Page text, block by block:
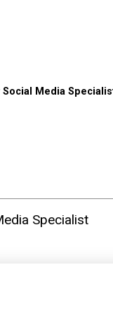
Social Media
Specialist